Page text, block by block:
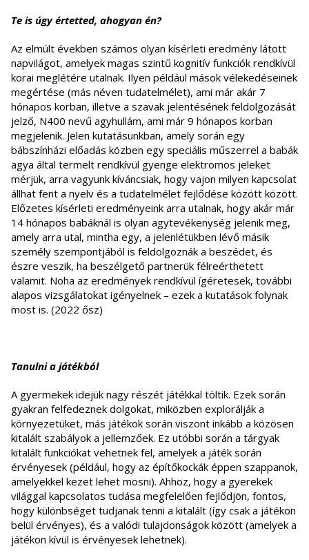
Te is úgy értetted, ahogyan én?
Az elmúlt években számos olyan kísérleti eredmény látott
napvilágot, amelyek magas szintű kognitív funkciók rendkívül
korai meglétére utalnak. Ilyen például mások vélekedéseinek
megértése (más néven tudatelmélet), ami már akár 7
hónapos korban, illetve a szavak jelentésének feldolgozását
jelző, N400 nevű agyhullám, ami már 9 hónapos korban
megjelenik. Jelen kutatásunkban, amely során egy
bábszínházi előadás közben egy speciális műszerrel a babák
agya által termelt rendkívül gyenge elektromos jeleket
mérjük, arra vagyunk kíváncsiak, hogy vajon milyen kapcsolat
állhat fent a nyelv és a tudatelmélet fejlődése között között.
Előzetes kísérleti eredményeink arra utalnak, hogy akár már
14 hónapos babáknál is olyan agytevékenység jelenik meg,
amely arra utal, mintha egy, a jelenlétükben lévő másik
személy szempontjából is feldolgoznák a beszédet, és
észre veszik, ha beszélgető partnerük félreérthetett
valamit. Noha az eredmények rendkívül ígéretesek, további
alapos vizsgálatokat igényelnek – ezek a kutatások folynak
most is. (2022 ősz)
Tanulni a játékból
A gyermekek idejük nagy részét játékkal töltik. Ezek során
gyakran felfedeznek dolgokat, miközben explorálják a
környezetüket, más játékok során viszont inkább a közösen
kitalált szabályok a jellemzőek. Ez utóbbi során a tárgyak
kitalált funkciókat vehetnek fel, amelyek a játék során
érvényesek (például, hogy az építőkockák éppen szappanok,
amelyekkel kezet lehet mosni). Ahhoz, hogy a gyerekek
világgal kapcsolatos tudása megfelelően fejlődjön, fontos,
hogy különbséget tudjanak tenni a kitalált (így csak a játékon
belül érvényes), és a valódi tulajdonságok között (amelyek a
játékon kívül is érvényesek lehetnek).